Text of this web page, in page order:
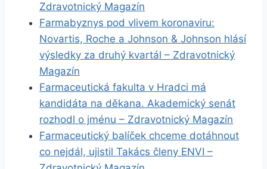
Zdravotnický Magazín
Farmabyznys pod vlivem koronaviru:
Novartis, Roche a Johnson & Johnson hlásí
výsledky za druhý kvartál – Zdravotnický
Magazín
Farmaceutická fakulta v Hradci má
kandidáta na děkana. Akademický senát
rozhodl o jménu – Zdravotnický Magazín
Farmaceutický balíček chceme dotáhnout
co nejdál, ujistil Takács členy ENVI –